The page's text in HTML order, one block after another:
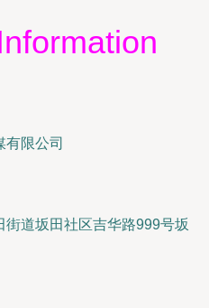
有限公司
街道坂田社区吉华路999号坂